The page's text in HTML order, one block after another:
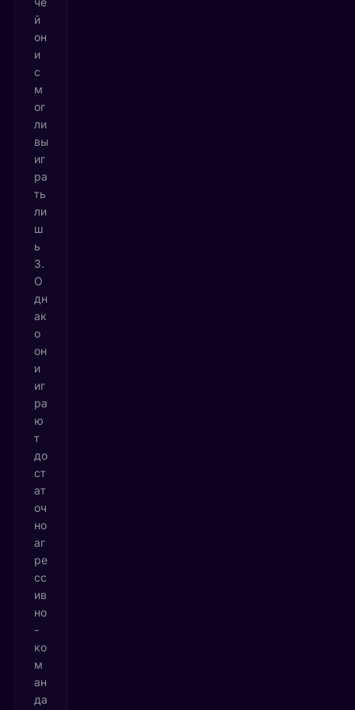
й
он
и
с
м
ог
ли
вы
иг
ра
ть
ли
ш
ь
3.
О
дн
ак
о
он
и
иг
ра
ю
т
до
ст
ат
оч
но
аг
ре
сс
ив
но
-
ко
м
ан
да